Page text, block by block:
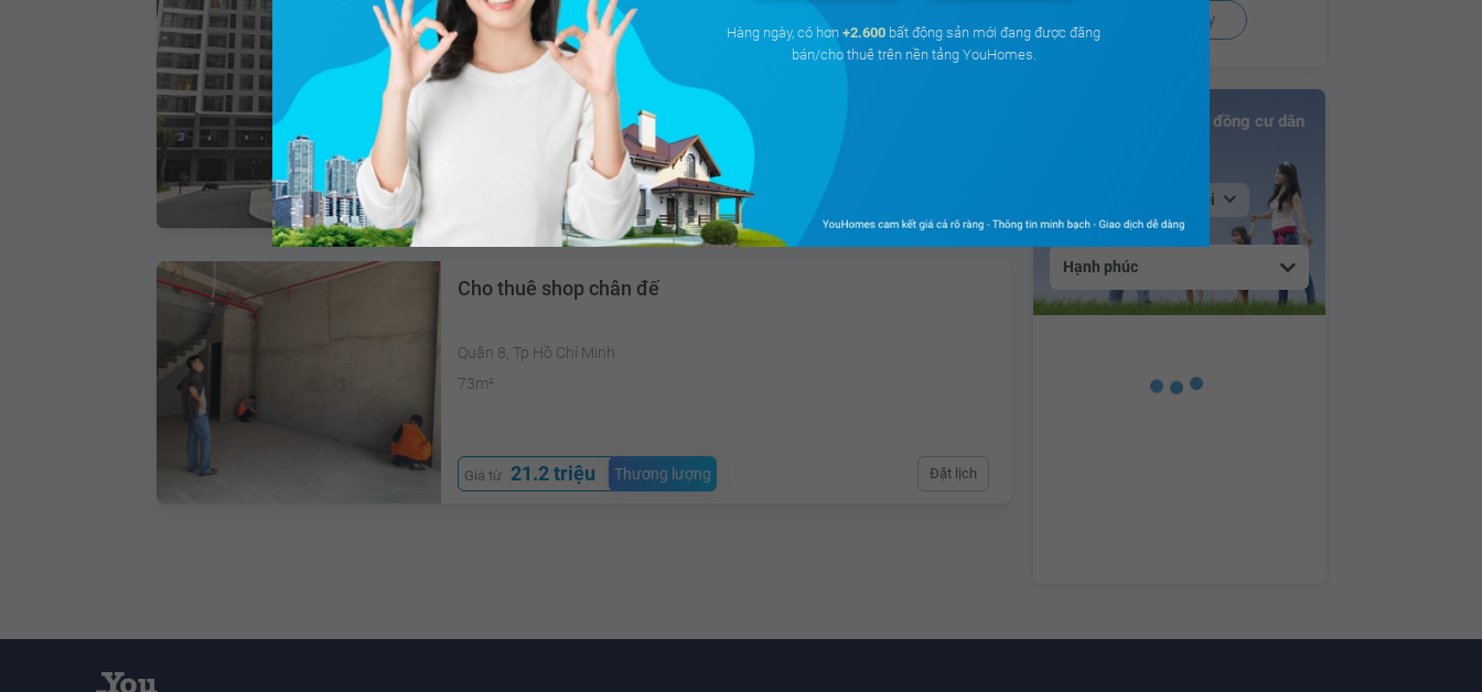
Cho thuê shop chân đế Vinhomes Green Bay
Phường Mễ Trì, Quận Nam Từ Liêm, Hà Nội
1 WC Tây Nam
30 triệu
Cho thuê shop chân đế
Quận 8, Tp Hồ Chí Minh
73m²
Giá từ 21.2 triệu Thương lượng Đặt lịch
Xem ngay
Bảng xếp hạng Cộng đồng cư dân
Tại Hà Nội
Hạnh phúc
Hàng ngày, có hơn +2.600 bất động sản mới đang được đăng
bán/cho thuê trên nền tảng YouHomes.